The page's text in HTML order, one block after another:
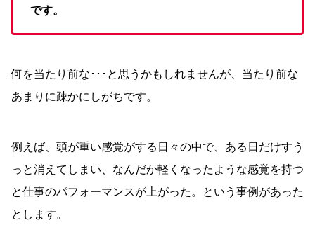
です。
何を当たり前な･･･と思うかもしれませんが、当たり前な
あまりに疎かにしがちです。
例えば、頭が重い感覚がする日々の中で、ある日だけすう
っと消えてしまい、なんだか軽くなったような感覚を持つ
と仕事のパフォーマンスが上がった。という事例があった
とします。